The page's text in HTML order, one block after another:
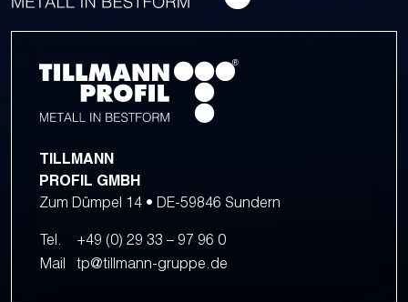
TILLMANN
PROFIL GMBH
Zum Dümpel 14 • DE-59846 Sundern
Tel.
+49 (0) 29 33 – 97 96 0
Mail
tp@tillmann-gruppe.de